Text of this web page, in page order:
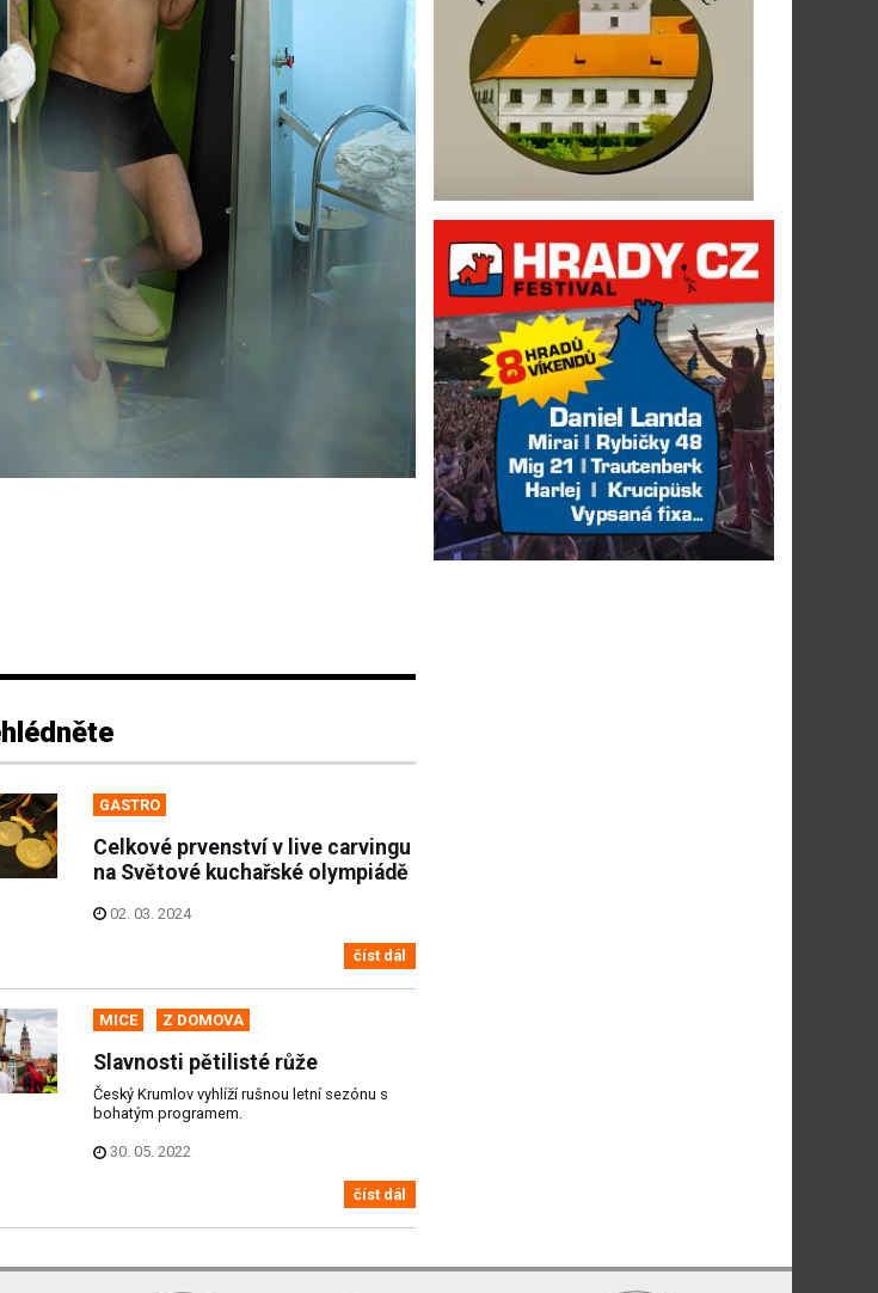
GASTRO
Celkové prvenství v live carvingu
na Světové kuchařské olympiádě
02. 03. 2024
číst dál
MICE Z DOMOVA
Slavnosti pětilisté růže
Český Krumlov vyhlíží rušnou letní sezónu s
bohatým programem.
30. 05. 2022
číst dál